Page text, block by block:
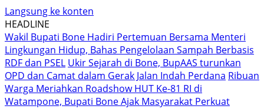
Langsung ke konten
HEADLINE
Wakil Bupati Bone Hadiri Pertemuan Bersama Menteri
Lingkungan Hidup, Bahas Pengelolaan Sampah Berbasis
RDF dan PSEL Ukir Sejarah di Bone, BupAAS turunkan
OPD dan Camat dalam Gerak Jalan Indah Perdana Ribuan
Warga Meriahkan Roadshow HUT Ke-81 RI di
Watampone, Bupati Bone Ajak Masyarakat Perkuat